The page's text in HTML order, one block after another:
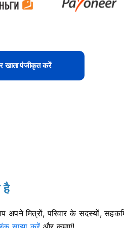
खाता पंजीकृत करें
है
अपने मित्रों, परिवार के सदस्यों,